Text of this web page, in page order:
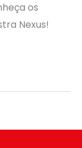
os
Nexus!